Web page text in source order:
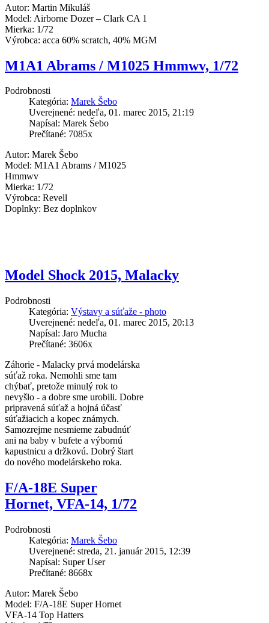
Autor: Martin Mikuláš
Model: Airborne Dozer – Clark CA 1
Mierka: 1/72
Výrobca: acca 60% scratch, 40% MGM
M1A1 Abrams / M1025 Hmmwv, 1/72
Podrobnosti
Kategória: Marek Šebo
Uverejnené: nedeľa, 01. marec 2015, 21:19
Napísal: Marek Šebo
Prečítané: 7085x
Autor: Marek Šebo
Model: M1A1 Abrams / M1025
Hmmwv
Mierka: 1/72
Výrobca: Revell
Doplnky: Bez doplnkov
Model Shock 2015, Malacky
Podrobnosti
Kategória: Výstavy a súťaže - photo
Uverejnené: nedeľa, 01. marec 2015, 20:13
Napísal: Jaro Mucha
Prečítané: 3606x
Záhorie - Malacky prvá modelárska
súťaž roka. Nemohli sme tam
chýbať, pretože minulý rok to
nevyšlo - a dobre sme urobili. Dobre
pripravená súťaž a hojná účasť
súťažiacich a kopec známych.
Samozrejme nesmieme zabudnúť
ani na baby v bufete a výbornú
kapustnicu a držkovú. Dobrý štart
do nového modelárskeho roka.
F/A-18E Super
Hornet, VFA-14, 1/72
Podrobnosti
Kategória: Marek Šebo
Uverejnené: streda, 21. január 2015, 12:39
Napísal: Super User
Prečítané: 8668x
Autor: Marek Šebo
Model: F/A-18E Super Hornet
VFA-14 Top Hatters